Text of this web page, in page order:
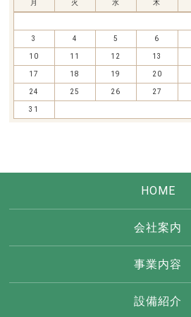
月 火 水 木
3 4 5 6
10 11 12 13
17 18 19 20
24 25 26 27
31
HOME
会社案内
事業内容
設備紹介